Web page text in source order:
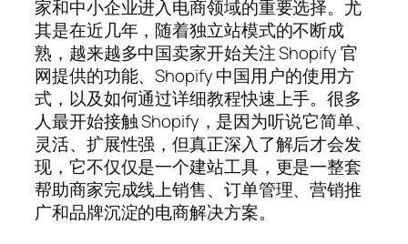
家和中小企业进入电商领域的重要选择。尤
其是在近几年，随着独立站模式的不断成
熟，越来越多中国卖家开始关注 Shopify 官
网提供的功能、Shopify 中国用户的使用方
式，以及如何通过详细教程快速上手。很多
人最开始接触 Shopify，是因为听说它简单、
灵活、扩展性强，但真正深入了解后才会发
现，它不仅仅是一个建站工具，更是一整套
帮助商家完成线上销售、订单管理、营销推
广和品牌沉淀的电商解决方案。